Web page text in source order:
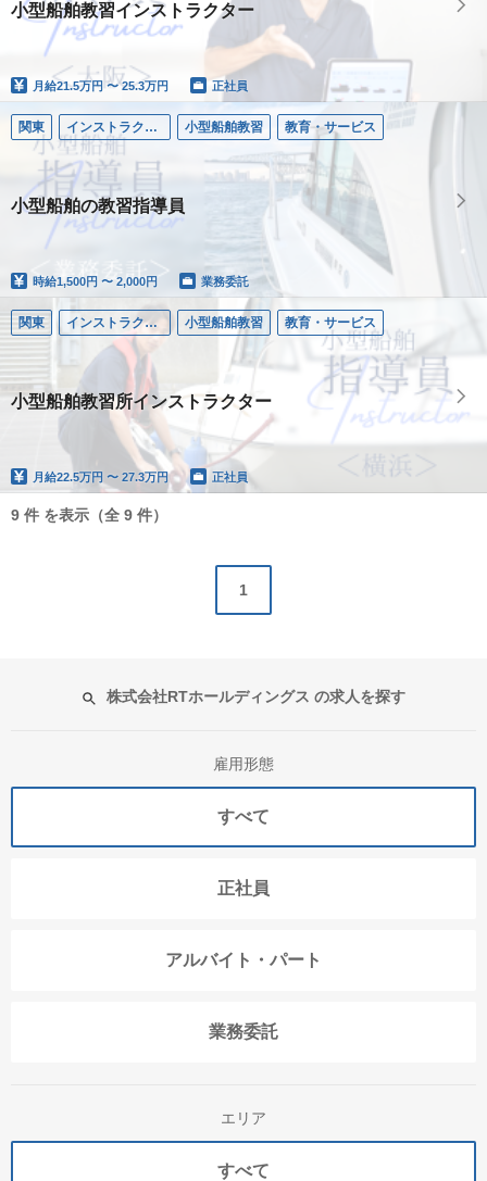
小型船舶教習インストラクター
月給21.5万円 〜 25.3万円 正社員
関東 インストラクター／小型船舶 小型船舶教習 教育・サービス
小型船舶の教習指導員
時給1,500円 〜 2,000円 業務委託
関東 インストラクター／小型船舶 小型船舶教習 教育・サービス
小型船舶教習所インストラクター
月給22.5万円 〜 27.3万円 正社員
9 件 を表示（全 9 件）
1
株式会社RTホールディングス の求人を探す
雇用形態
すべて
正社員
アルバイト・パート
業務委託
エリア
すべて